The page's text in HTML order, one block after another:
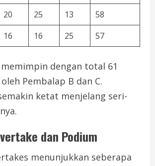
20 25 13
58
16 16 25 57
dengan total 61
Pembalap B dan C.
ketat menjelang seri-
dan Podium
menunjukkan seberapa